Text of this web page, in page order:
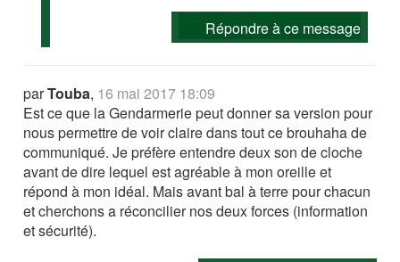
Répondre à ce message
parTouba, 16 mai 2017 18:09
Est ce que la Gendarmerie peut donner sa version pour
nous permettre de voir claire dans tout ce brouhaha de
communiqué. Je préfère entendre deux son de cloche
avant de dire lequel est agréable à mon oreille et
répond à mon idéal. Mais avant bal à terre pour chacun
et cherchons a réconcilier nos deux forces (information
et sécurité).